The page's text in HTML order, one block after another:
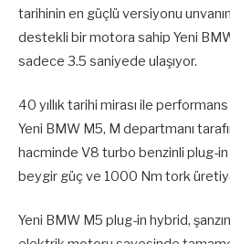
tarihinin en güçlü versiyonu
destekli bir motora sahip Yeni
sadece 3.5 saniyede ulaşıyor.
40 yıllık tarihi mirası ile performans
Yeni BMW M5, M departmanı
hacminde V8 turbo benzinli plug-
beygir güç ve 1000 Nm tork
Yeni BMW M5 plug-in hybrid,